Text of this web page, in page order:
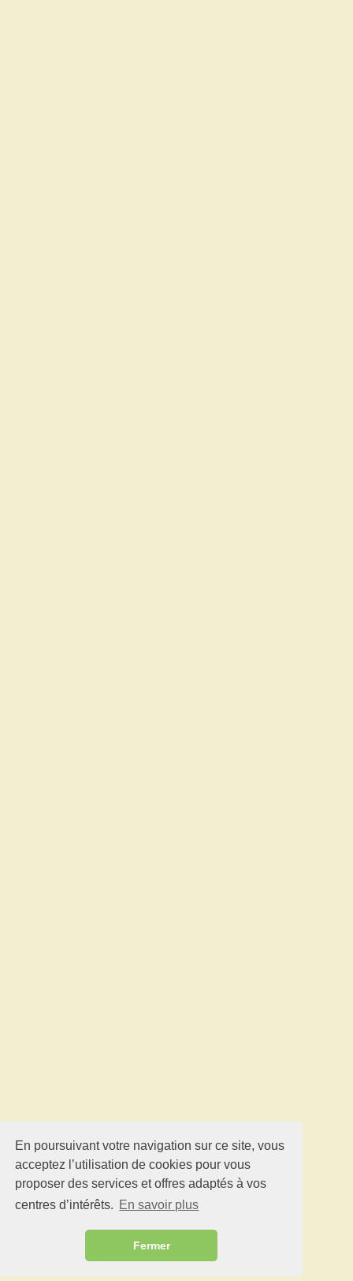
En poursuivant votre navigation sur ce site, vous
acceptez l’utilisation de cookies pour vous
proposer des services et offres adaptés à vos
centres d’intérêts. En savoir plus
Fermer